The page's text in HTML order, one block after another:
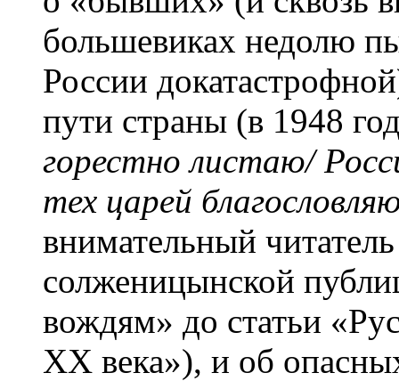
большевиках недолю
России
пути страны (в 1948
горестно листаю/
тех царей
внимательный
солженицынской
вождям» до статьи
ХХ века»), и об